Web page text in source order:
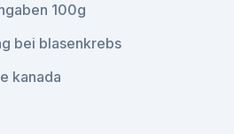
100g
bei blasenkrebs
kanada